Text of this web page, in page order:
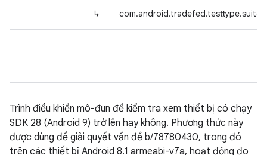
↳
Trình điều khiển mô-đun để kiểm tra xem thiết bị có chạy
SDK 28 (Android 9) trở lên hay không. Phương thức này
được dùng để giải quyết vấn đề b/78780430, trong đó
trên các thiết bị Android 8.1 armeabi-v7a, hoạt động đo